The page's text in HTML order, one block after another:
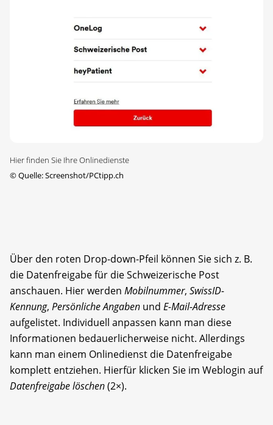
Hier finden Sie Ihre Onlinedienste
©Quelle: Screenshot/PCtipp.ch
Über den roten Drop-down-Pfeil können Sie sich z. B.
die Datenfreigabe für die Schweizerische Post
anschauen. Hier werden Mobilnummer, SwissID-
Kennung, Persönliche Angaben und E-Mail-Adresse
aufgelistet. Individuell anpassen kann man diese
Informationen bedauerlicherweise nicht. Allerdings
kann man einem Onlinedienst die Datenfreigabe
komplett entziehen. Hierfür klicken Sie im Weblogin auf
Datenfreigabe löschen(2×).